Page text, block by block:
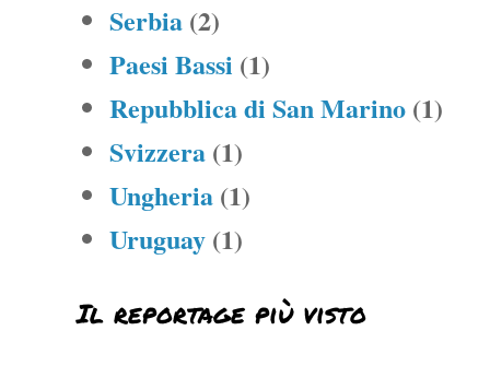
Serbia (2)
Paesi Bassi (1)
Repubblica di San Marino (1)
Svizzera (1)
Ungheria (1)
Uruguay (1)
Il reportage più visto